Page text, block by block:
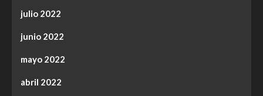
julio 2022
junio 2022
mayo 2022
abril 2022